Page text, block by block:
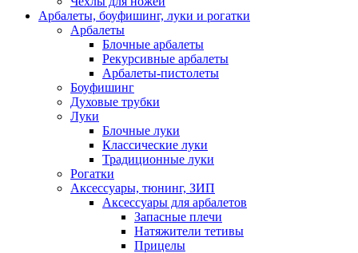
Арбалеты, боуфишинг, луки и рогатки
Арбалеты
Блочные арбалеты
Рекурсивные арбалеты
Арбалеты-пистолеты
Боуфишинг
Духовые трубки
Луки
Блочные луки
Классические луки
Традиционные луки
Рогатки
Аксессуары, тюнинг, ЗИП
Аксессуары для арбалетов
Запасные плечи
Натяжители тетивы
Прицелы